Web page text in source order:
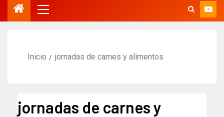
Inicio jornadas de carnes y alimentos
jornadas de carnes y